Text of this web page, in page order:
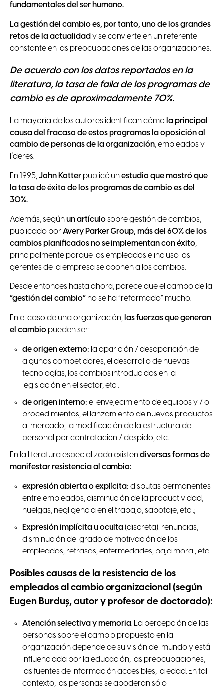
fundamentales del ser humano.
La gestión del cambio es, por tanto, uno de los grandes
retos de la actualidad y se convierte en un referente
constante en las preocupaciones de las organizaciones.
De acuerdo con los datos reportados en la
literatura, la tasa de falla de los programas de
cambio es de aproximadamente 70%.
La mayoría de los autores identifican cómo la principal
causa del fracaso de estos programas la oposición al
cambio de personas de la organización, empleados y
líderes.
En 1995,John Kotter publicó unestudio que mostró que
la tasa de éxito de los programas de cambio es del
30%.
Además, segúnun artículosobre gestión de cambios,
publicado porAvery Parker Group, más del 60% de los
cambios planificados no se implementan con éxito,
principalmente porque los empleados e incluso los
gerentes de la empresa se oponen a los cambios.
Desde entonces hasta ahora, parece que el campo de la
“gestión del cambio” no se ha “reformado” mucho.
En el caso de una organización, las fuerzas que generan
el cambio pueden ser:
de origen externo: la aparición / desaparición de
algunos competidores, el desarrollo de nuevas
tecnologías, los cambios introducidos en la
legislación en el sector, etc .
de origen interno: el envejecimiento de equipos y / o
procedimientos, el lanzamiento de nuevos productos
al mercado, la modificación de la estructura del
personal por contratación / despido, etc.
En la literatura especializada existendiversas formas de
manifestar resistencia al cambio:
expresión abierta o explícita: disputas permanentes
entre empleados, disminución de la productividad,
huelgas, negligencia en el trabajo, sabotaje, etc .;
Expresión implícita u oculta(discreta): renuncias,
disminución del grado de motivación de los
empleados, retrasos, enfermedades, baja moral, etc.
Posibles causas de la resistencia de los
empleados al cambio organizacional (según
Eugen Burduș, autor y profesor de doctorado):
Atención selectiva y memoria. La percepción de las
personas sobre el cambio propuesto en la
organización depende de su visión del mundo y está
influenciada por la educación, las preocupaciones,
las fuentes de información accesibles, la edad. En tal
contexto, las personas se apoderan sólo